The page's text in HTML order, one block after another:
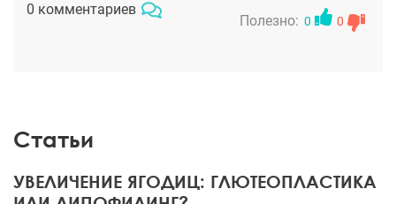
0 комментариев
Полезно: 0 0
Статьи
УВЕЛИЧЕНИЕ ЯГОДИЦ: ГЛЮТЕОПЛАСТИКА